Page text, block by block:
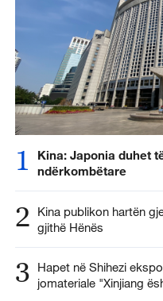
1
Kina: Japonia duhet
ndërkombëtare
2
Kina publikon hartën
gjithë Hënës
3
Hapet në Shihezi
jomateriale "Xinjiang